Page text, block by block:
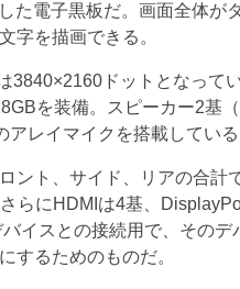
た電子黒板だ。画面全体が
字を描画できる。
ドットとなって
を装備。スピーカー2基（
レイマイクを搭載している
ント、サイド、リアの合計
らにHDMIは4基、
イスとの接続用で、そのデ
するためのものだ。